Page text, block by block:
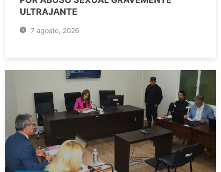
ULTRAJANTE
7 agosto, 2026